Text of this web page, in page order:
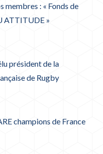
membres : « Fonds de
ATTITUDE »
président de la
de Rugby
champions de France